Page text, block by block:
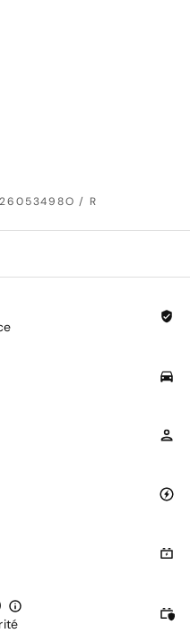
26053498O / R